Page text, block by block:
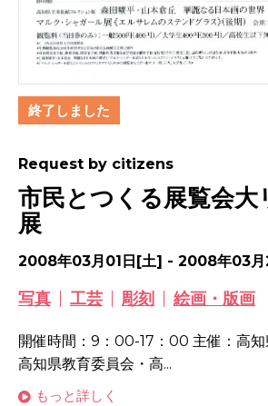
終了しました
Request by citizens
市民とつくる展覧会大
展
2008年03月01日[土] - 2008年03月
写真 工芸 彫刻 絵画・版画
開催時間：9：00-17：00 主催：高知
高知県教育委員会・高...
もっと詳しく